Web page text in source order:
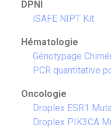
DPNI
iSAFE NIPT Kit
Hématologie
Génotypage
PCR quantitative
Oncologie
Droplex ESR1
Droplex PIK3CA